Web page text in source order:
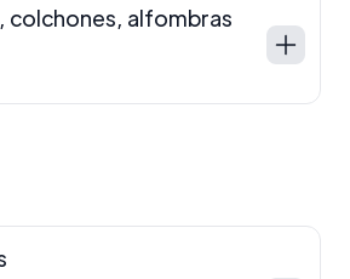
colchones, alfombras